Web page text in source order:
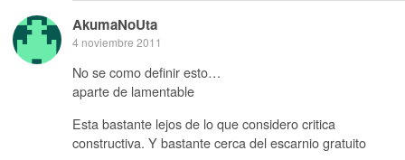
AkumaNoUta
4 noviembre 2011
No se como definir esto…
aparte de lamentable
Esta bastante lejos de lo que considero critica
constructiva. Y bastante cerca del escarnio gratuito